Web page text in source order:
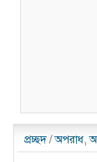
প্রচ্ছদ/অপরাধ,